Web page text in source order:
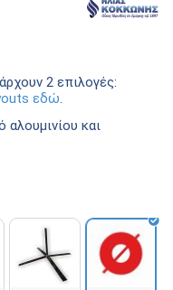
2 επιλογές:
εδώ.
και